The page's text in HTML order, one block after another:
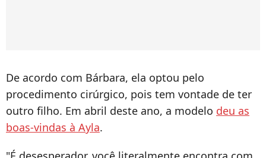
De acordo com Bárbara, ela optou pelo
procedimento cirúrgico, pois tem vontade de ter
outro filho. Em abril deste ano, a modelo deu as
boas-vindas à Ayla.